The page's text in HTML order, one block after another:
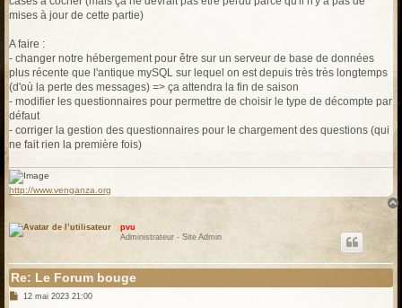
mises à jour de cette partie)
A faire :
- changer notre hébergement pour être sur un serveur de base de données
plus récente que l'antique mySQL sur lequel on est depuis très très longtemps
(d'où la perte des messages) => ça attendra la fin de saison
- modifier les questionnaires pour permettre de choisir le type de décompte par
défaut
- corriger la gestion des questionnaires pour le chargement des questions (qui
ne fait rien la première fois)
http://www.venganza.org
pvu
Administrateur - Site Admin
Re: Le Forum bouge
M12 mai 2023 21:00